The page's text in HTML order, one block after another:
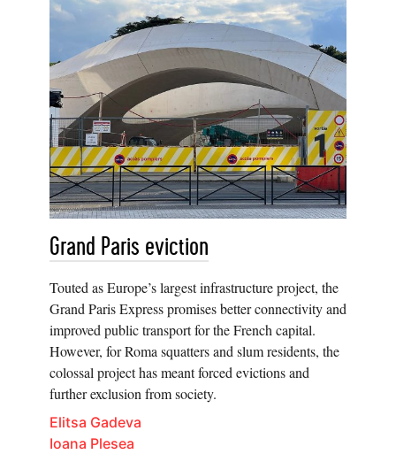
Grand Paris eviction
Touted as Europe’s largest infrastructure project, the
Grand Paris Express promises better connectivity and
improved public transport for the French capital.
However, for Roma squatters and slum residents, the
colossal project has meant forced evictions and
further exclusion from society.
Elitsa Gadeva
Ioana Plesea